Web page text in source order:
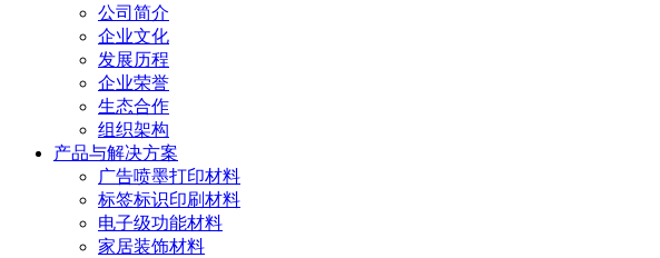
公司简介
企业文化
发展历程
企业荣誉
生态合作
组织架构
产品与解决方案
广告喷墨打印材料
标签标识印刷材料
电子级功能材料
家居装饰材料